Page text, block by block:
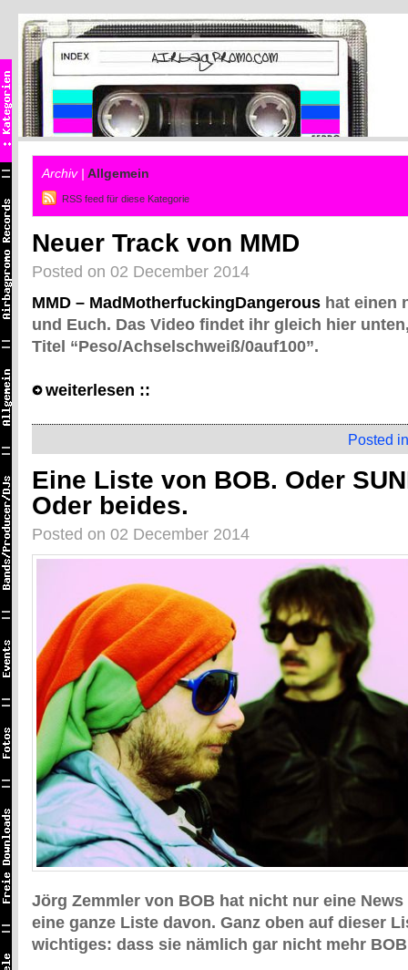
Archiv | Allgemein
RSS feed für diese Kategorie
Neuer Track von MMD
Posted on 02 December 2014
MMD – MadMotherfuckingDangerous hat einen
und Euch. Das Video findet ihr gleich hier
Titel “Peso/Achselschweiß/0auf100”.
weiterlesen ::
Posted
Eine Liste von BOB. Oder
Oder beides.
Posted on 02 December 2014
Jörg Zemmler von BOB hat nicht nur eine
eine ganze Liste davon. Ganz oben auf dieser
wichtiges: dass sie nämlich gar nicht mehr